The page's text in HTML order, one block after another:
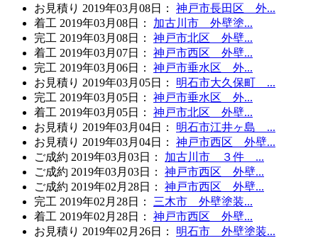
お見積り 2019年03月08日 ：
神戸市長田区 外...
着工 2019年03月08日 ：
加古川市 外壁塗...
完工 2019年03月08日 ：
神戸市北区 外壁...
着工 2019年03月07日 ：
神戸市西区 外壁...
完工 2019年03月06日 ：
神戸市垂水区 外...
お見積り 2019年03月05日 ：
明石市大久保町 ...
完工 2019年03月05日 ：
神戸市垂水区 外...
着工 2019年03月05日 ：
神戸市北区 外壁...
お見積り 2019年03月04日 ：
明石市江井ヶ島 ...
お見積り 2019年03月04日 ：
神戸市西区 外壁...
ご成約 2019年03月03日 ：
加古川市 ３件 ...
ご成約 2019年03月03日 ：
神戸市西区 外壁...
ご成約 2019年02月28日 ：
神戸市西区 外壁...
完工 2019年02月28日 ：
三木市 外壁塗装...
着工 2019年02月28日 ：
神戸市西区 外壁...
お見積り 2019年02月26日 ：
明石市 外壁塗装...